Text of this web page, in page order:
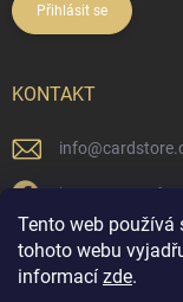
Tento web používá
tohoto webu
informací zde.
Přihlásit se
KONTAKT
info@
https://
cardstore.cz/
@cardstore.cz/